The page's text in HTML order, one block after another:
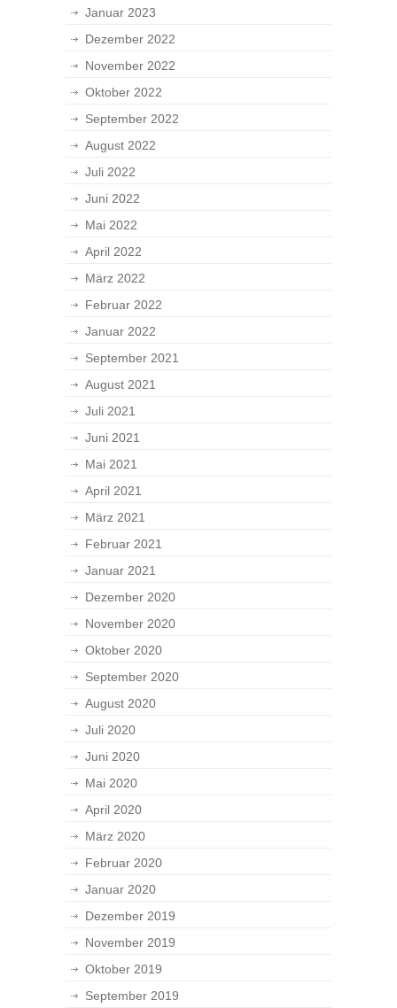
Januar 2023
Dezember 2022
November 2022
Oktober 2022
September 2022
August 2022
Juli 2022
Juni 2022
Mai 2022
April 2022
März 2022
Februar 2022
Januar 2022
September 2021
August 2021
Juli 2021
Juni 2021
Mai 2021
April 2021
März 2021
Februar 2021
Januar 2021
Dezember 2020
November 2020
Oktober 2020
September 2020
August 2020
Juli 2020
Juni 2020
Mai 2020
April 2020
März 2020
Februar 2020
Januar 2020
Dezember 2019
November 2019
Oktober 2019
September 2019